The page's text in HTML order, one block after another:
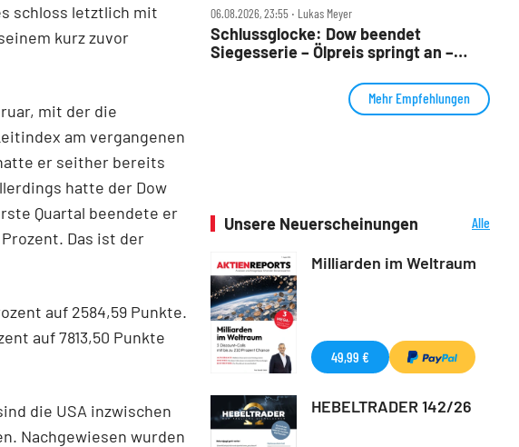
schloss letztlich mit
kurz zuvor
mit der die
am vergangenen
er seither bereits
hatte der Dow
Quartal beendete er
Das ist der
auf 2584,59 Punkte.
auf 7813,50 Punkte
die USA inzwischen
Nachgewiesen wurden
06.08.2026, 23:55 ‧ Lukas Meyer
Schlussglocke: Dow beendet
Siegesserie – Ölpreis springt an –
Mehr Empfehlungen
Unsere Neuerscheinungen
Alle
Milliarden im Weltraum
49,99 €
HEBELTRADER 142/26